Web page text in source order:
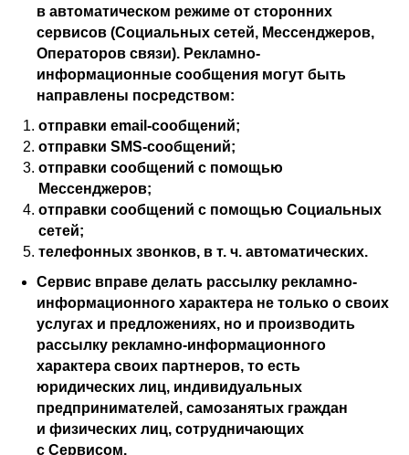
в автоматическом режиме от сторонних
сервисов (Социальных сетей, Мессенджеров,
Операторов связи). Рекламно-
информационные сообщения могут быть
направлены посредством:
отправки email-сообщений;
отправки SMS-сообщений;
отправки сообщений с помощью
Мессенджеров;
отправки сообщений с помощью Социальных
сетей;
телефонных звонков, в т. ч. автоматических.
Сервис вправе делать рассылку рекламно-
информационного характера не только о своих
услугах и предложениях, но и производить
рассылку рекламно-информационного
характера своих партнеров, то есть
юридических лиц, индивидуальных
предпринимателей, самозанятых граждан
и физических лиц, сотрудничающих
с Сервисом.